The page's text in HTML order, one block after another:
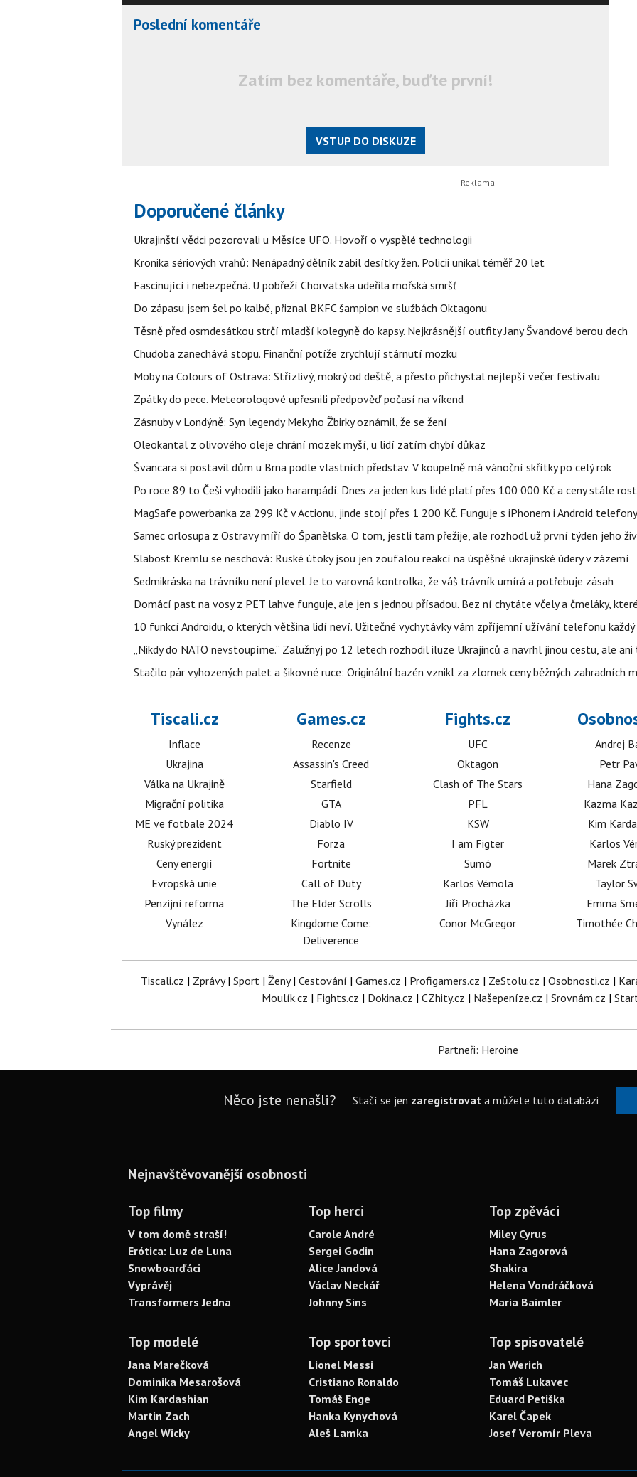
Poslední komentáře
Zatím bez komentáře, buďte první!
VSTUP DO DISKUZE
Doporučené články
Ukrajinští vědci pozorovali u Měsíce UFO. Hovoří o vyspělé technologii
Kronika sériových vrahů: Nenápadný dělník zabil desítky žen. Policii unikal téměř 20 let
Fascinující i nebezpečná. U pobřeží Chorvatska udeřila mořská smršť
Do zápasu jsem šel po kalbě, přiznal BKFC šampion ve službách Oktagonu
Těsně před osmdesátkou strčí mladší kolegyně do kapsy. Nejkrásnější outfity Jany Švandové berou dech
Chudoba zanechává stopu. Finanční potíže zrychlují stárnutí mozku
Moby na Colours of Ostrava: Střízlivý, mokrý od deště, a přesto přichystal nejlepší večer festivalu
Zpátky do pece. Meteorologové upřesnili předpověď počasí na víkend
Zásnuby v Londýně: Syn legendy Mekyho Žbirky oznámil, že se žení
Oleokantal z olivového oleje chrání mozek myší, u lidí zatím chybí důkaz
Švancara si postavil dům u Brna podle vlastních představ. V koupelně má vánoční skřítky po celý rok
Po roce 89 to Češi vyhodili jako harampádí. Dnes za jeden kus lidé platí přes 100 000 Kč a ceny stále
MagSafe powerbanka za 299 Kč v Actionu, jinde stojí přes 1 200 Kč. Funguje s iPhonem i Android telefony
Samec orlosupa z Ostravy míří do Španělska. O tom, jestli tam přežije, ale rozhodl už první týden jeho
Slabost Kremlu se neschová: Ruské útoky jsou jen zoufalou reakcí na úspěšné ukrajinské údery v zázemí
Sedmikráska na trávníku není plevel. Je to varovná kontrolka, že váš trávník umírá a potřebuje zásah
Domácí past na vosy z PET lahve funguje, ale jen s jednou přísadou. Bez ní chytáte včely a čmeláky,
10 funkcí Androidu, o kterých většina lidí neví. Užitečné vychytávky vám zpříjemní užívání telefonu každý
„Nikdy do NATO nevstoupíme.“ Zalužnyj po 12 letech rozhodil iluze Ukrajinců a navrhl jinou cestu, ale
Stačilo pár vyhozených palet a šikovné ruce: Originální bazén vznikl za zlomek ceny běžných zahradních
Tiscali.cz
Inflace
Ukrajina
Válka na Ukrajině
Migrační politika
ME ve fotbale 2024
Ruský prezident
Ceny energií
Evropská unie
Penzijní reforma
Vynález
Games.cz
Recenze
Assassin's Creed
Starfield
GTA
Diablo IV
Forza
Fortnite
Call of Duty
The Elder Scrolls
Kingdome Come:
Deliverence
Fights.cz
UFC
Oktagon
Clash of The Stars
PFL
KSW
I am Figter
Sumó
Karlos Vémola
Jiří Procházka
Conor McGregor
Andrej
Petr
Hana
Kazma
Kim
Karlos
Marek
Taylor
Emma
Timothée
Tiscali.cz | Zprávy| Sport| Ženy| Cestování | Games.cz | Profigamers.cz | ZeStolu.cz | Osobnosti.cz |
Moulík.cz | Fights.cz | Dokina.cz | CZhity.cz | Našepeníze.cz | Srovnám.cz |
Partneři: Heroine
Něco jste nenašli? Stačí se jen zaregistrovata můžete tuto databázi
Nejnavštěvovanější osobnosti
Top filmy
V tom domě straší!
Erótica: Luz de Luna
Snowboarďáci
Vyprávěj
Transformers Jedna
Top herci
Carole André
Sergei Godin
Alice Jandová
Václav Neckář
Johnny Sins
Top zpěváci
Miley Cyrus
Hana Zagorová
Shakira
Helena Vondráčková
Maria Baimler
Top modelé
Jana Marečková
Dominika Mesarošová
Kim Kardashian
Martin Zach
Angel Wicky
Top sportovci
Lionel Messi
Cristiano Ronaldo
Tomáš Enge
Hanka Kynychová
Aleš Lamka
Top spisovatelé
Jan Werich
Tomáš Lukavec
Eduard Petiška
Karel Čapek
Josef Veromír Pleva